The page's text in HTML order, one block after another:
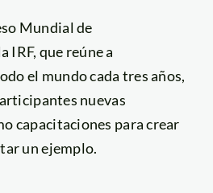
Mundial de
IRF, que reúne a
el mundo cada tres años,
nuevas
capacitaciones para crear
un ejemplo.